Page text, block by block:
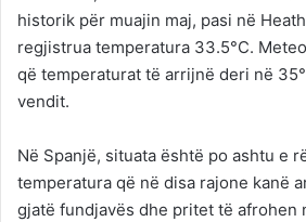
historik për muajin maj, pasi në
regjistrua temperatura 33.5°C.
që temperaturat të arrijnë deri në
vendit.
Në Spanjë, situata është po ashtu e
temperatura që në disa rajone kanë
gjatë fundjavës dhe pritet të afrohen